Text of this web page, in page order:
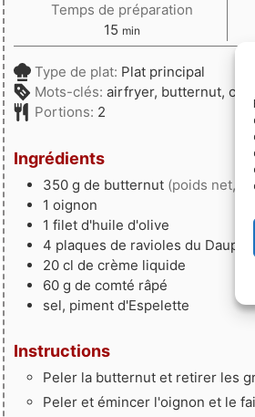
Temps de préparation
15 minutes
min
Type de plat: Plat principal
Mots-clés: airfryer, butternut,
Portions: 2
Ingrédients
350 g de butternut (poids net,
1 oignon
1 filet d'huile d'olive
4 plaques de ravioles du
20 cl de crème liquide
60 g de comté râpé
sel, piment d'Espelette
Instructions
Peler la butternut et retirer les
Peler et émincer l'oignon et le